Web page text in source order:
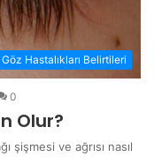
Göz Hastalıkları Belirtileri
0
Olur?
şişmesi ve ağrısı nasıl